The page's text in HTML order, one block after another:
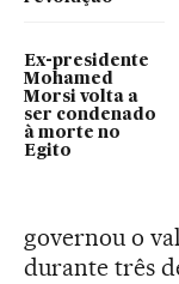
Ex-presidente
Mohamed
Morsi volta a
ser condenado
à morte no
Egito
governou o
durante três